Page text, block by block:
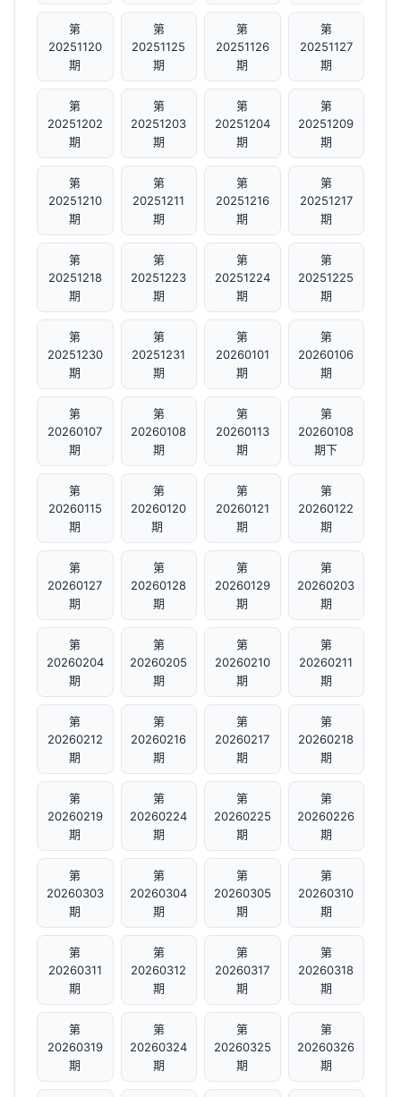
第
20251120
期
第
20251125
期
第
20251126
期
第
20251127
期
第
20251202
期
第
20251203
期
第
20251204
期
第
20251209
期
第
20251210
期
第
20251211
期
第
20251216
期
第
20251217
期
第
20251218
期
第
20251223
期
第
20251224
期
第
20251225
期
第
20251230
期
第
20251231
期
第
20260101
期
第
20260106
期
第
20260107
期
第
20260108
期
第
20260113
期
第
20260108
期下
第
20260115
期
第
20260120
期 ​
第
20260121
期
第
20260122
期
第
20260127
期
第
20260128
期
第
20260129
期
第
20260203
期
第
20260204
期
第
20260205
期
第
20260210
期
第
20260211
期
第
20260212
期
第
20260216
期
第
20260217
期
第
20260218
期
第
20260219
期
第
20260224
期
第
20260225
期
第
20260226
期
第
20260303
期
第
20260304
期
第
20260305
期
第
20260310
期
第
20260311
期
第
20260312
期
第
20260317
期
第
20260318
期
第
20260319
期
第
20260324
期
第
20260325
期
第
20260326
期